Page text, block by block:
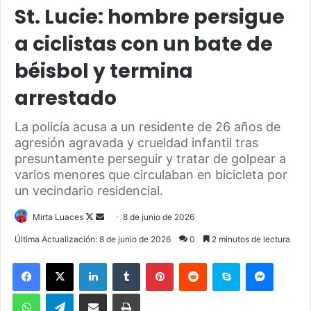
St. Lucie: hombre persigue
a ciclistas con un bate de
béisbol y termina
arrestado
La policía acusa a un residente de 26 años de
agresión agravada y crueldad infantil tras
presuntamente perseguir y tratar de golpear a
varios menores que circulaban en bicicleta por
un vecindario residencial.
Mirta Luaces
F
l
o
d
8 de junio de 2026
Última Actualización: 8 de junio de 2026 0 2 minutos de lectura
Telegram